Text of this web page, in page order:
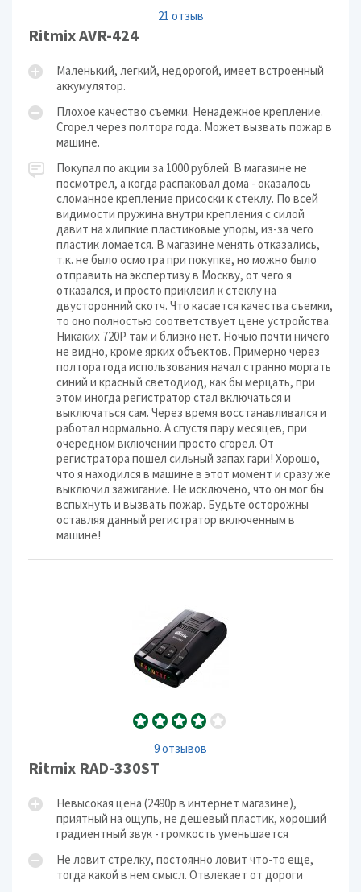
21 отзыв
Ritmix AVR-424
Маленький, легкий, недорогой, имеет встроенный
аккумулятор.
Плохое качество съемки. Ненадежное крепление.
Сгорел через полтора года. Может вызвать пожар в
машине.
Покупал по акции за 1000 рублей. В магазине не
посмотрел, а когда распаковал дома - оказалось
сломанное крепление присоски к стеклу. По всей
видимости пружина внутри крепления с силой
давит на хлипкие пластиковые упоры, из-за чего
пластик ломается. В магазине менять отказались,
т.к. не было осмотра при покупке, но можно было
отправить на экспертизу в Москву, от чего я
отказался, и просто приклеил к стеклу на
двусторонний скотч. Что касается качества съемки,
то оно полностью соответствует цене устройства.
Никаких 720P там и близко нет. Ночью почти ничего
не видно, кроме ярких объектов. Примерно через
полтора года использования начал странно моргать
синий и красный светодиод, как бы мерцать, при
этом иногда регистратор стал включаться и
выключаться сам. Через время восстанавливался и
работал нормально. А спустя пару месяцев, при
очередном включении просто сгорел. От
регистратора пошел сильный запах гари! Хорошо,
что я находился в машине в этот момент и сразу же
выключил зажигание. Не исключено, что он мог бы
вспыхнуть и вызвать пожар. Будьте осторожны
оставляя данный регистратор включенным в
машине!
9 отзывов
Ritmix RAD-330ST
Невысокая цена (2490р в интернет магазине),
приятный на ощупь, не дешевый пластик, хороший
градиентный звук - громкость уменьшается
Не ловит стрелку, постоянно ловит что-то еще,
тогда какой в нем смысл. Отвлекает от дороги